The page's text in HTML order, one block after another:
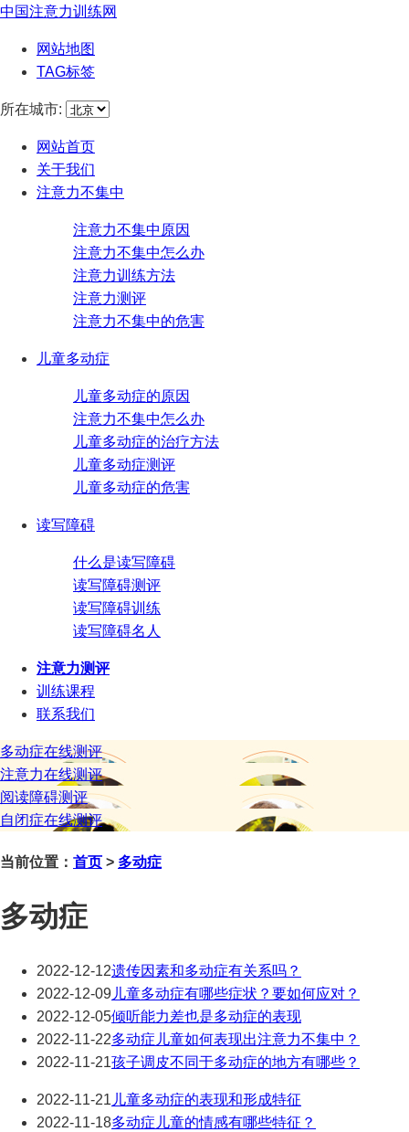
中国注意力训练网
网站地图
TAG标签
所在城市:
网站首页
关于我们
注意力不集中
注意力不集中原因
注意力不集中怎么办
注意力训练方法
注意力测评
注意力不集中的危害
儿童多动症
儿童多动症的原因
注意力不集中怎么办
儿童多动症的治疗方法
儿童多动症测评
儿童多动症的危害
读写障碍
什么是读写障碍
读写障碍测评
读写障碍训练
读写障碍名人
注意力测评
训练课程
联系我们
多动症在线测评
注意力在线测评
阅读障碍测评
自闭症在线测评
当前位置： 首页 > 多动症
多动症
2022-12-12遗传因素和多动症有关系吗？
2022-12-09 儿童多动症有哪些症状？要如何应对？
2022-12-05倾听能力差也是多动症的表现
2022-11-22多动症儿童如何表现出注意力不集中？
2022-11-21孩子调皮不同于多动症的地方有哪些？
2022-11-21 儿童多动症的表现和形成特征
2022-11-18多动症儿童的情感有哪些特征？